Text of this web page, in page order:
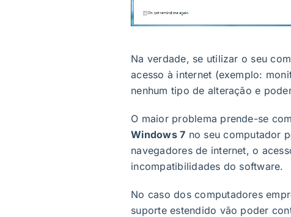
Na verdade, se utilizar o seu
acesso à internet (exemplo:
nenhum tipo de alteração e
O maior problema prende-se
Windows 7 no seu computador
navegadores de internet, o
incompatibilidades do software.
No caso dos computadores
suporte estendido vão poder